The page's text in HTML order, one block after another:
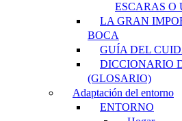
ESCARAS O
LA GRAN
BOCA
GUÍA DEL
DICCIONARIO
(GLOSARIO)
Adaptación del entorno
ENTORNO